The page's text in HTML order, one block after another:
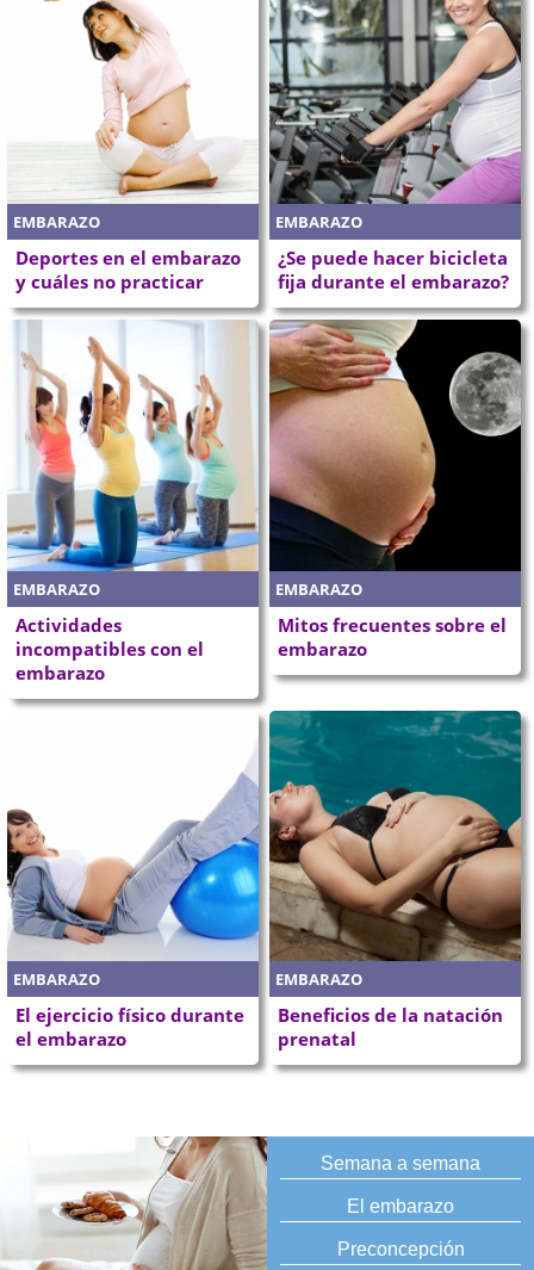
EMBARAZO
Deportes en el embarazo
y cuáles no practicar
EMBARAZO
¿Se puede hacer bicicleta
fija durante el embarazo?
EMBARAZO
Actividades
incompatibles con el
embarazo
EMBARAZO
Mitos frecuentes sobre el
embarazo
EMBARAZO
El ejercicio físico durante
el embarazo
EMBARAZO
Beneficios de la natación
prenatal
Semana a semana
El embarazo
Preconcepción